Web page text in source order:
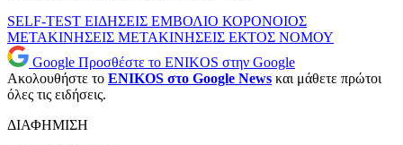
SELF-TEST ΕΙΔΗΣΕΙΣ ΕΜΒΟΛΙΟ ΚΟΡΟΝΟΙΟΣ
ΜΕΤΑΚΙΝΗΣΕΙΣ ΜΕΤΑΚΙΝΗΣΕΙΣ ΕΚΤΟΣ ΝΟΜΟΥ
Google Προσθέστε το ENIKOS στην Google
Ακολουθήστε το ENIKOS στο Google News και μάθετε πρώτοι
όλες τις ειδήσεις.
ΔΙΑΦΗΜΙΣΗ